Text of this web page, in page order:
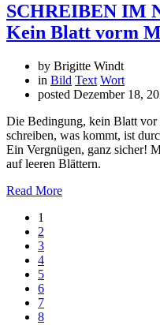
SCHREIBEN IM
Kein Blatt vorm
by Brigitte Windt
in Bild Text Wort
posted Dezember 18,
Die Bedingung, kein Blatt vor
schreiben, was kommt, ist
Ein Vergnügen, ganz sicher!
auf leeren Blättern.
Read More
1
2
3
4
5
6
7
8